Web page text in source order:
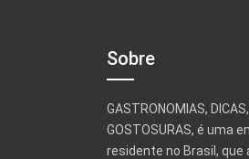
Sobre
GASTRONOMIAS,
GOSTOSURAS, é uma
residente no Brasil, que